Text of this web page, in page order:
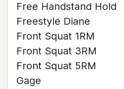
Free Handstand Hold
Freestyle Diane
Front Squat 1RM
Front Squat 3RM
Front Squat 5RM
Gage